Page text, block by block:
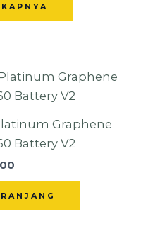
Graphene
Battery V2